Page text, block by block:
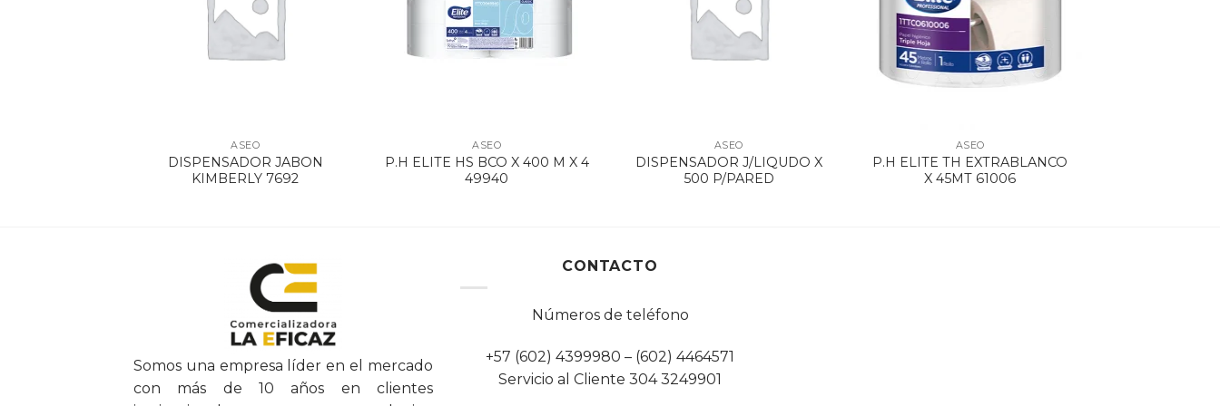
ASEO
DISPENSADOR JABON
KIMBERLY 7692
ASEO
P.H ELITE HS BCO X 400 M X 4
49940
ASEO
DISPENSADOR J/LIQUDO X
500 P/PARED
ASEO
P.H ELITE TH EXTRABLANCO
X 45MT 61006
Somos una empresa líder en el mercado
con más de 10 años en clientes
CONTACTO
Números de teléfono
+57 (602) 4399980 – (602) 4464571
Servicio al Cliente 304 3249901